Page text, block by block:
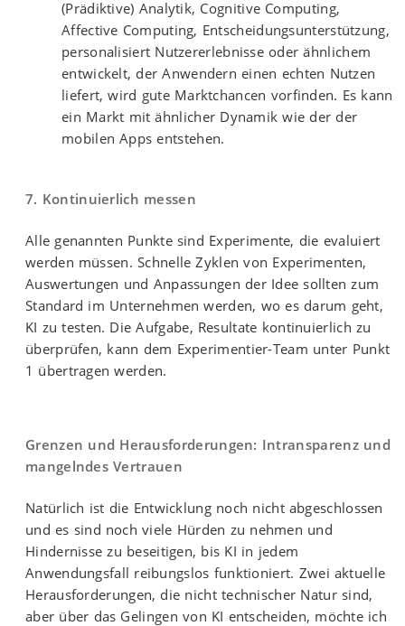
(Prädiktive) Analytik, Cognitive Computing,
Affective Computing, Entscheidungsunterstützung,
personalisiert Nutzererlebnisse oder ähnlichem
entwickelt, der Anwendern einen echten Nutzen
liefert, wird gute Marktchancen vorfinden. Es kann
ein Markt mit ähnlicher Dynamik wie der der
mobilen Apps entstehen.
7. Kontinuierlich messen
Alle genannten Punkte sind Experimente, die evaluiert
werden müssen. Schnelle Zyklen von Experimenten,
Auswertungen und Anpassungen der Idee sollten zum
Standard im Unternehmen werden, wo es darum geht,
KI zu testen. Die Aufgabe, Resultate kontinuierlich zu
überprüfen, kann dem Experimentier-Team unter Punkt
1 übertragen werden.
Grenzen und Herausforderungen: Intransparenz und
mangelndes Vertrauen
Natürlich ist die Entwicklung noch nicht abgeschlossen
und es sind noch viele Hürden zu nehmen und
Hindernisse zu beseitigen, bis KI in jedem
Anwendungsfall reibungslos funktioniert. Zwei aktuelle
Herausforderungen, die nicht technischer Natur sind,
aber über das Gelingen von KI entscheiden, möchte ich